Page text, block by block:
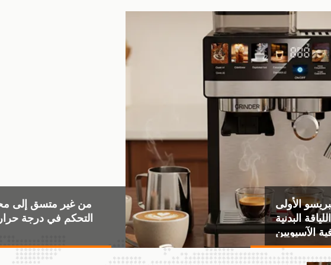
الأولى
البدنية
الآسيويين
من غير متسق إلى
2026-03-19